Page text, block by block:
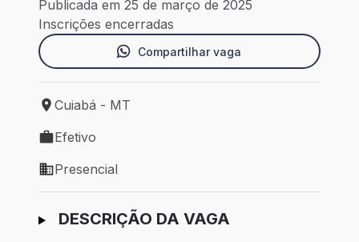
Publicada em 25 de março de 2025
Inscrições encerradas
Compartilhar vaga
Local de trabalho: Cuiabá - MT
Cuiabá - MT
Tipo de vaga: Efetivo
Efetivo
Modelo de trabalho: Presencial
Presencial
Ir para candidatura
DESCRIÇÃO DA VAGA